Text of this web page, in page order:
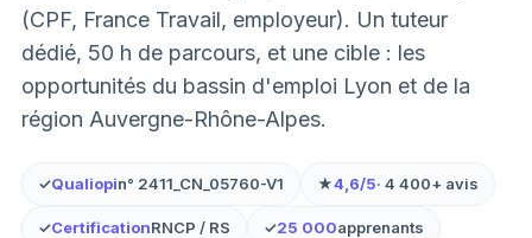
(CPF, France Travail, employeur). Un tuteur
dédié, 50 h de parcours, et une cible : les
opportunités du bassin d'emploi Lyon et de la
région Auvergne-Rhône-Alpes.
✓Qualiopin° 2411_CN_05760-V1 ★4,6/5· 4 400+ avis
✓CertificationRNCP / RS ✓25 000apprenants